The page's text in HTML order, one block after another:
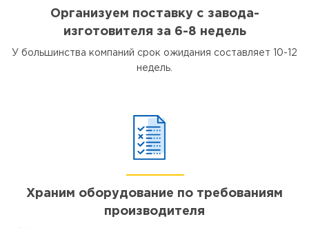
Организуем поставку с завода-
изготовителя за 6-8 недель
У большинства компаний срок ожидания составляет 10-12
недель.
Храним оборудование по требованиям
производителя